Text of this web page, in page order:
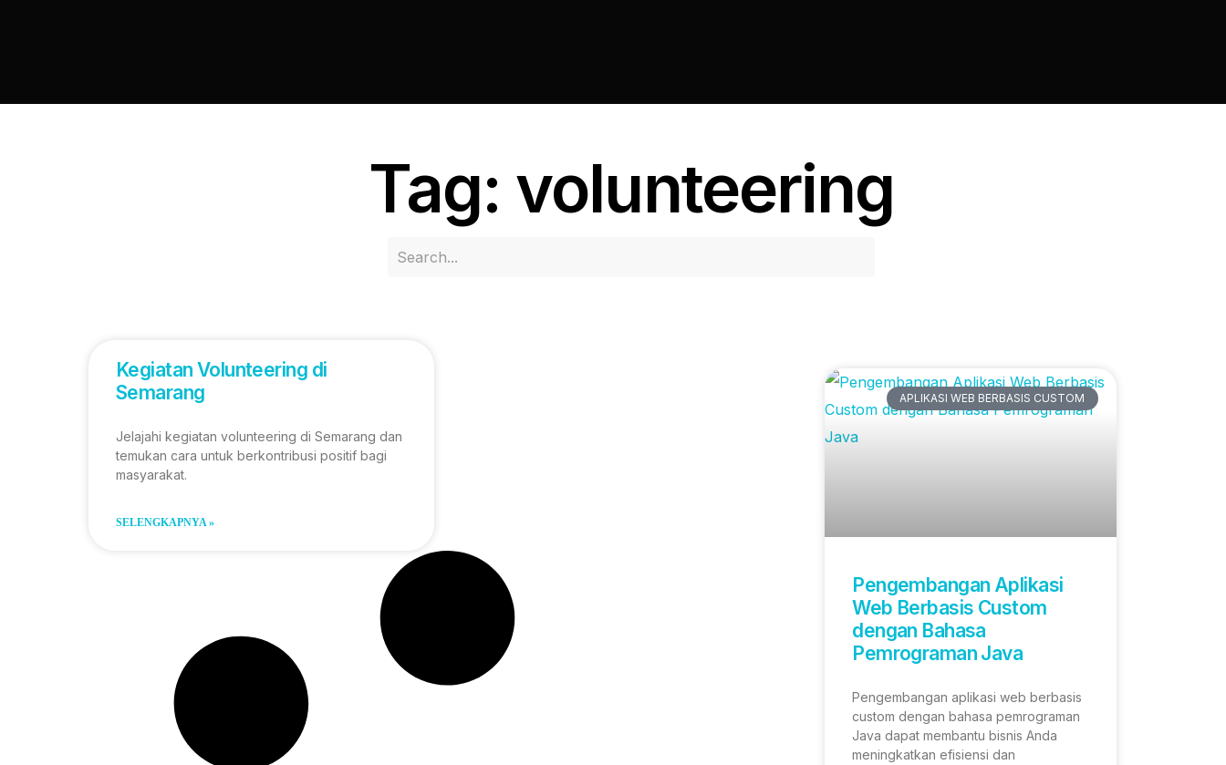
Tag: volunteering
Kegiatan Volunteering di
Semarang
Jelajahi kegiatan volunteering di Semarang dan
temukan cara untuk berkontribusi positif bagi
masyarakat.
SELENGKAPNYA »
APLIKASI WEB BERBASIS CUSTOM
Pengembangan Aplikasi
Web Berbasis Custom
dengan Bahasa
Pemrograman Java
Pengembangan aplikasi web berbasis
custom dengan bahasa pemrograman
Java dapat membantu bisnis Anda
meningkatkan efisiensi dan